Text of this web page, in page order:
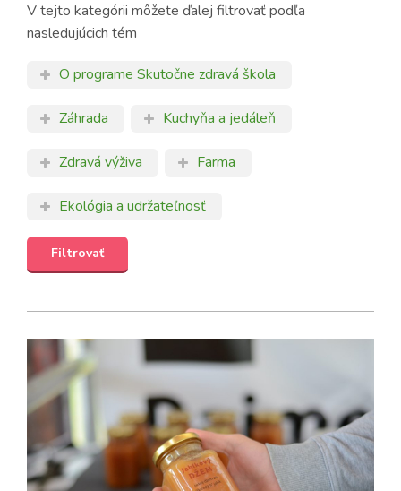
V tejto kategórii môžete ďalej filtrovať podľa
nasledujúcich tém
O programe Skutočne zdravá škola
Záhrada Kuchyňa a jedáleň
Zdravá výživa Farma
Ekológia a udržateľnosť